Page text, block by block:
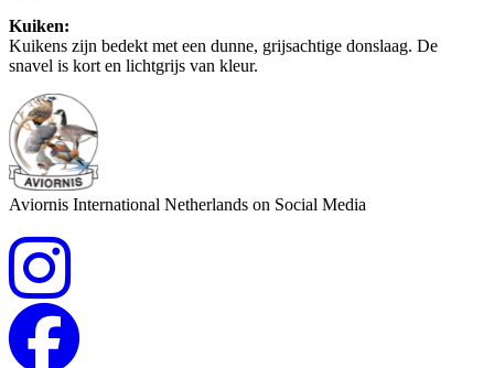
Kuiken:
Kuikens zijn bedekt met een dunne, grijsachtige donslaag. De
snavel is kort en lichtgrijs van kleur.
Aviornis International Netherlands on Social Media